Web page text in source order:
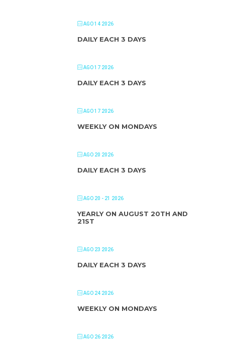
AGO 14 2026
DAILY EACH 3 DAYS
AGO 17 2026
DAILY EACH 3 DAYS
AGO 17 2026
WEEKLY ON MONDAYS
AGO 20 2026
DAILY EACH 3 DAYS
AGO 20 - 21 2026
YEARLY ON AUGUST 20TH AND
21ST
AGO 23 2026
DAILY EACH 3 DAYS
AGO 24 2026
WEEKLY ON MONDAYS
AGO 26 2026